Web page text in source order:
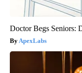
Doctor Begs Seniors:
ApexLabs